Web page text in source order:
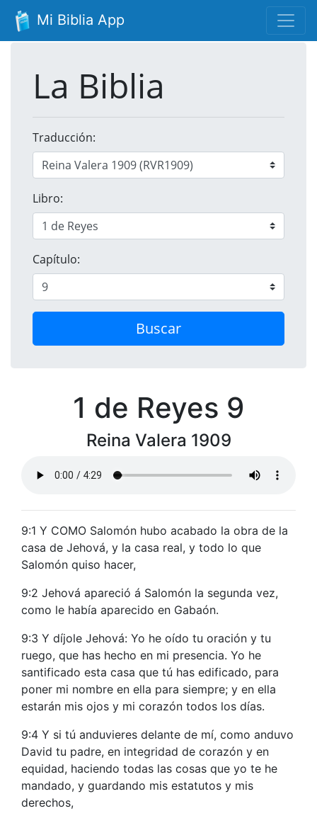
Mi Biblia App
La Biblia
Traducción:
Libro:
Capítulo:
Buscar
1 de Reyes 9
Reina Valera 1909
9:1 Y COMO Salomón hubo acabado la obra de la
casa de Jehová, y la casa real, y todo lo que
Salomón quiso hacer,
9:2 Jehová apareció á Salomón la segunda vez,
como le había aparecido en Gabaón.
9:3 Y díjole Jehová: Yo he oído tu oración y tu
ruego, que has hecho en mi presencia. Yo he
santificado esta casa que tú has edificado, para
poner mi nombre en ella para siempre; y en ella
estarán mis ojos y mi corazón todos los días.
9:4 Y si tú anduvieres delante de mí, como anduvo
David tu padre, en integridad de corazón y en
equidad, haciendo todas las cosas que yo te he
mandado, y guardando mis estatutos y mis
derechos,